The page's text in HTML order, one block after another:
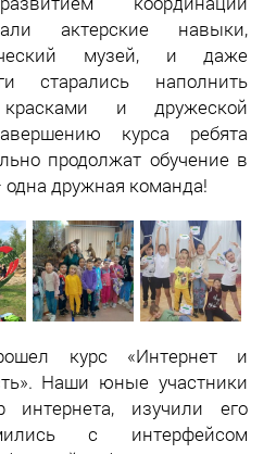
актерские навыки,
музей, и даже
старались наполнить
и дружеской
курса ребята
продолжат обучение в
дружная команда!
курс «Интернет и
Наши юные участники
интернета, изучили его
с интерфейсом